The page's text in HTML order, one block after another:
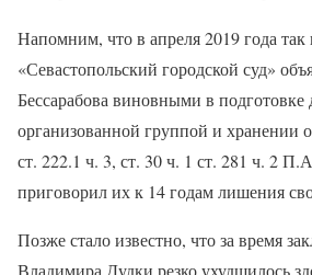
Напомним, что в апреля 2019 года
«Севастопольский городской суд»
Бессарабова виновными в подготовке
организованной группой и хранении
ст. 222.1 ч. 3, ст. 30 ч. 1 ст. 281 ч. 2
приговорил их к 14 годам лишения
Позже стало известно, что за время
Владимира Дудки резко ухудшилось